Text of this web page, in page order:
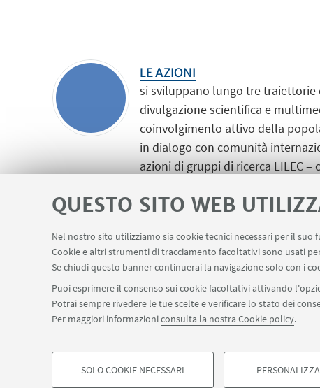
QUESTO SITO WEB
Nel nostro sito utilizziamo sia cookie tecnici necessari per il
Cookie e altri strumenti di tracciamento facoltativi sono usati
Se chiudi questo banner continuerai la navigazione solo con i
Puoi esprimere il consenso sui cookie facoltativi attivando
Potrai sempre rivedere le tue scelte e verificare lo stato dei
Per maggiori informazioniconsulta la nostra Cookie policy.
COOKIE DI PROFILAZIONE - FACOLTATIVI
SOLO COOKIE NECESSARI
LE AZIONI
si sviluppano lungo tre traiettorie
divulgazione scientifica e
coinvolgimento attivo della
in dialogo con comunità
azioni di gruppi di ricerca LILEC –
si concentrano principalmente
ambientale, l'inclusione e il
disuguaglianze.
©Copyright 2026 - ALMA MATER STUDIORUM -